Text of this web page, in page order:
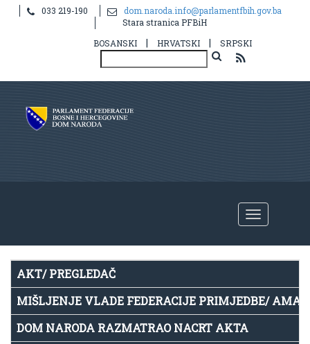
Notice
: Undefined index: idHR in
033 219-190
dom.naroda.info@parlamentfbih.gov.ba
Stara stranica PFBiH
BOSANSKI
| HRVATSKI | SRPSKI
AKT/ PREGLEDAČ
MIŠLJENJE VLADE FEDERACIJE PRIMJEDBE/
DOM NARODA RAZMATRAO NACRT AKTA